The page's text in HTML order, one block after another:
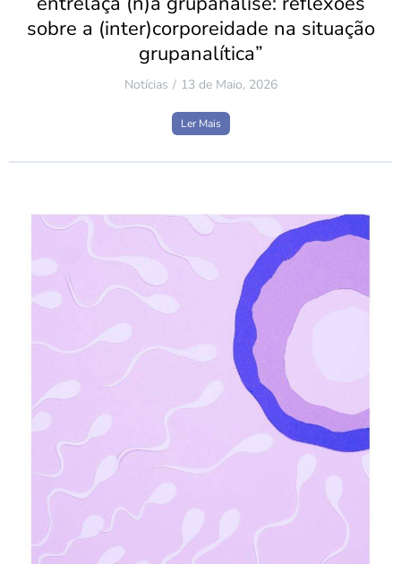
sobre a (inter)corporeidade na situação
grupanalítica”
Notícias 13 de Maio, 2026
Ler Mais